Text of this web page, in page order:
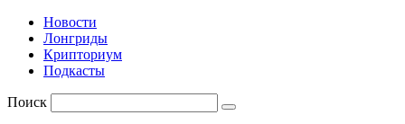
Новости
Лонгриды
Крипториум
Подкасты
Поиск